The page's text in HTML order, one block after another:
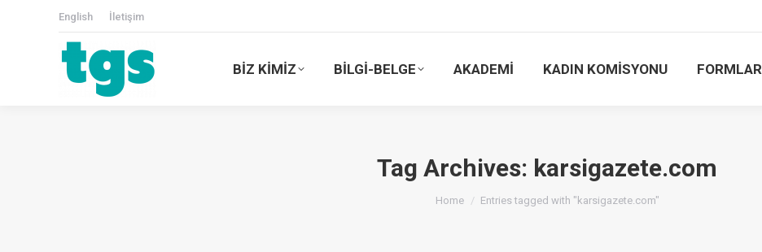
English İletişim
BİZ KİMİZ BİLGİ-BELGE AKADEMİ KADIN KOMİSYONU FORMLAR
Tag Archives: karsigazete.com
You are here:
Home Entries tagged with "karsigazete.com"